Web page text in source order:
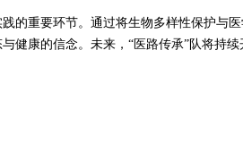
的重要环节。通过将生物多样性保护与
健康的信念。未来，“医路传承”队将持